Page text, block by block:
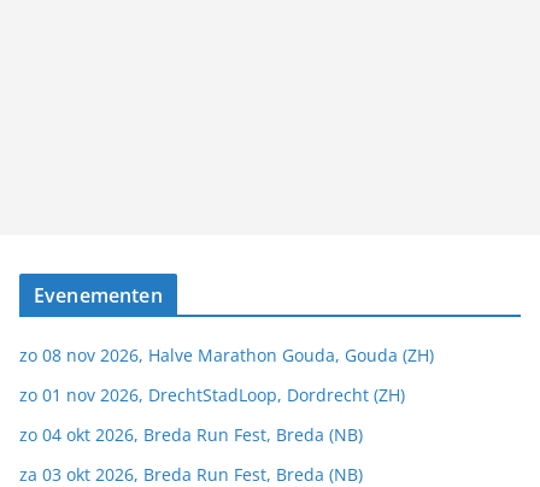
Evenementen
zo 08 nov 2026, Halve Marathon Gouda, Gouda (ZH)
zo 01 nov 2026, DrechtStadLoop, Dordrecht (ZH)
zo 04 okt 2026, Breda Run Fest, Breda (NB)
za 03 okt 2026, Breda Run Fest, Breda (NB)